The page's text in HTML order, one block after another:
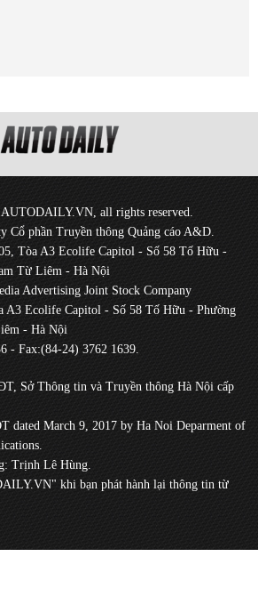
all rights reserved.
Cổ phần Truyền thông Quảng cáo A&D.
Tòa A3 Ecolife Capitol - Số 58 Tố Hữu -
Từ Liêm - Hà Nội
Advertising Joint Stock Company
A3 Ecolife Capitol - Số 58 Tố Hữu - Phường
- Hà Nội
- Fax:(84-24) 3762 1639.
Sở Thông tin và Truyền thông Hà Nội cấp
dated March 9, 2017 by Ha Noi Deparment of
Trịnh Lê Hùng.
khi bạn phát hành lại thông tin từ